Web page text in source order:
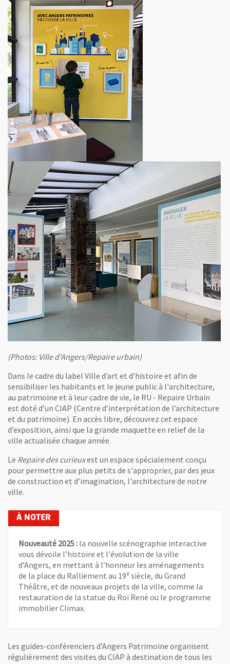
(Photos: Ville d'Angers/Repaire urbain)
Dans le cadre du label Ville d’art et d’histoire et afin de
sensibiliser les habitants et le jeune public à l'architecture,
au patrimoine et à leur cadre de vie, le RU - Repaire Urbain
est doté d’un CIAP (Centre d’interprétation de l’architecture
et du patrimoine). En accès libre, découvrez cet espace
d’exposition, ainsi que la grande maquette en relief de la
ville actualisée chaque année.
Le Repaire des curieuxest un espace spécialement conçu
pour permettre aux plus petits de s'approprier, par des jeux
de construction et d’imagination, l'architecture de notre
ville.
Nouveauté 2025 : la nouvelle scénographie interactive
vous dévoile l’histoire et l'évolution de la ville
d’Angers, en mettant à l’honneur les aménagements
de la place du Ralliement au 19e siècle, du Grand
Théâtre, et de nouveaux projets de la ville, comme la
restauration de la statue du Roi René ou le programme
immobilier Climax.
Les guides-conférenciers d’Angers Patrimoine organisent
régulièrement des visites du CIAP à destination de tous les